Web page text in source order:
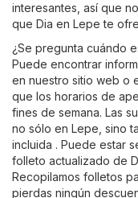
interesantes, así que
que Dia en Lepe te
¿Se pregunta cuándo
Puede encontrar
en nuestro sitio web o
que los horarios de
fines de semana. Las
no sólo en Lepe, sino
incluida . Puede estar
folleto actualizado de
Recopilamos folletos
pierdas ningún